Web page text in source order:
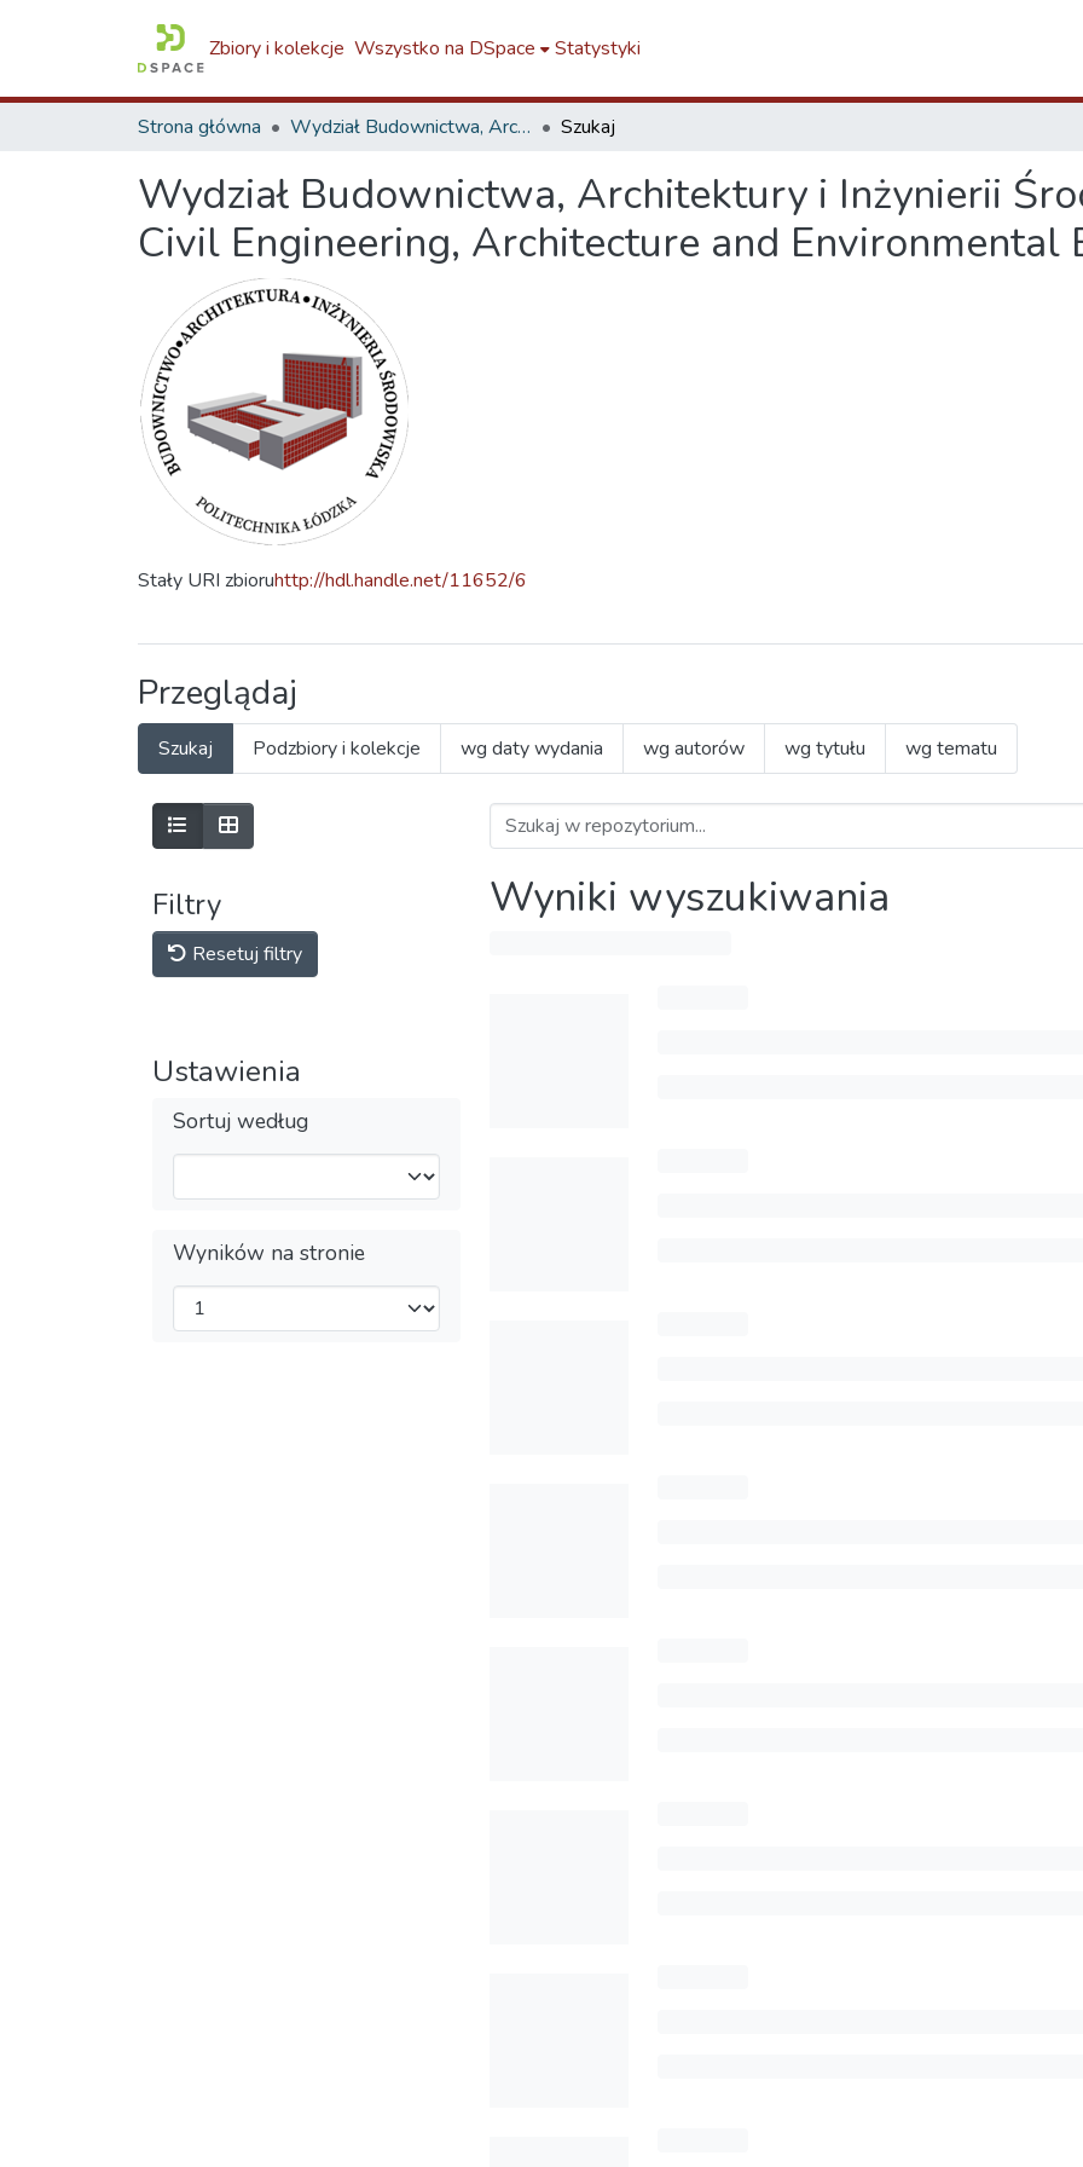
Zbiory i kolekcje Wszystko na DSpace Statystyki
Strona główna Wydział Budownictwa, Architektury i Inżynierii Środowiska / Faculty of Civil Engineering, Architecture and Environmental Engineering / W6 Szukaj
Wydział Budownictwa, Architektury i Inżynierii
Civil Engineering, Architecture and Environmental
Stały URI zbioruhttp://hdl.handle.net/11652/6
Przeglądaj
Szukaj Podzbiory i kolekcje wg daty wydania wg autorów wg tytułu wg tematu
Filtry
Resetuj filtry
Ustawienia
Sortuj według
Wyników na stronie
Wyniki wyszukiwania